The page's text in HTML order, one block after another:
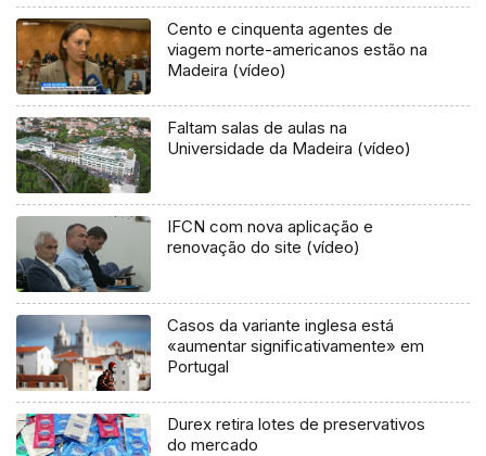
Cento e cinquenta agentes de
viagem norte-americanos estão na
Madeira (vídeo)
Faltam salas de aulas na
Universidade da Madeira (vídeo)
IFCN com nova aplicação e
renovação do site (vídeo)
Casos da variante inglesa está
«aumentar significativamente» em
Portugal
Durex retira lotes de preservativos
do mercado